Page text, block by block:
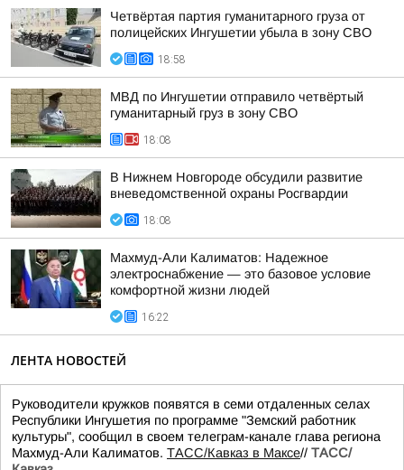
Четвёртая партия гуманитарного груза от
полицейских Ингушетии убыла в зону СВО
18:58
МВД по Ингушетии отправило четвёртый
гуманитарный груз в зону СВО
18:08
В Нижнем Новгороде обсудили развитие
вневедомственной охраны Росгвардии
18:08
Махмуд-Али Калиматов: Надежное
электроснабжение — это базовое условие
комфортной жизни людей
16:22
ЛЕНТА НОВОСТЕЙ
Руководители кружков появятся в семи отдаленных селах
Республики Ингушетия по программе "Земский работник
культуры", сообщил в своем телеграм-канале глава региона
Махмуд-Али Калиматов. ТАСС/Кавказ в Максе// ТАСС/